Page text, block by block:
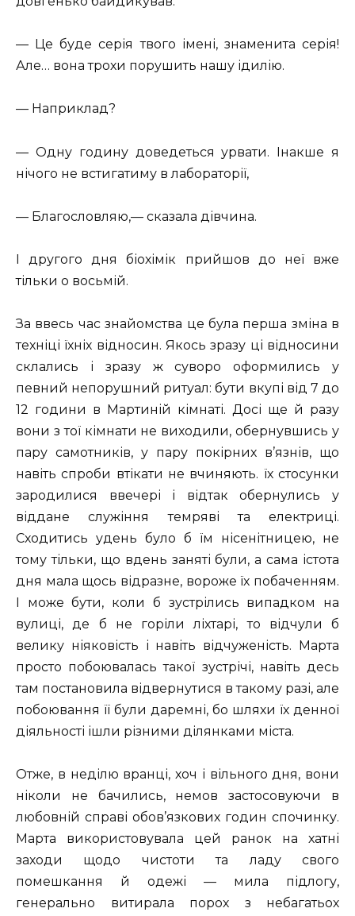
— Це буде серія твого імені, знаменита серія!
Але… вона трохи порушить нашу ідилію.
— Наприклад?
— Одну годину доведеться урвати. Інакше я
нічого не встигатиму в лабораторії,
— Благословляю,— сказала дівчина.
І другого дня біохімік прийшов до неї вже
тільки о восьмій.
За ввесь час знайомства це була перша зміна в
техніці їхніх відносин. Якось зразу ці відносини
склались і зразу ж суворо оформились у
певний непорушний ритуал: бути вкупі від 7 до
12 години в Мартиній кімнаті. Досі ще й разу
вони з тої кімнати не виходили, обернувшись у
пару самотників, у пару покірних в’язнів, що
навіть спроби втікати не вчиняють. їх стосунки
зародилися ввечері і відтак обернулись у
віддане служіння темряві та електриці.
Сходитись удень було б їм нісенітницею, не
тому тільки, що вдень заняті були, а сама істота
дня мала щось відразне, вороже їх побаченням.
І може бути, коли б зустрілись випадком на
вулиці, де б не горіли ліхтарі, то відчули б
велику ніяковість і навіть відчуженість. Марта
просто побоювалась такої зустрічі, навіть десь
там постановила відвернутися в такому разі, але
побоювання її були даремні, бо шляхи їх денної
діяльності ішли різними ділянками міста.
Отже, в неділю вранці, хоч і вільного дня, вони
ніколи не бачились, немов застосовуючи в
любовній справі обов’язкових годин спочинку.
Марта використовувала цей ранок на хатні
заходи щодо чистоти та ладу свого
помешкання й одежі — мила підлогу,
генерально витирала порох з небагатьох